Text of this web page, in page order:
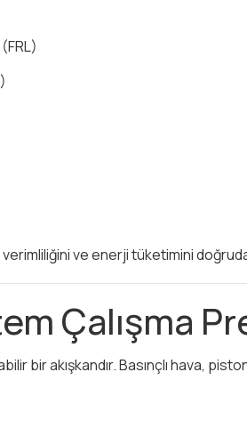
ve enerji tüketimini
Çalışma
bir akışkandır. Basınçlı hava,